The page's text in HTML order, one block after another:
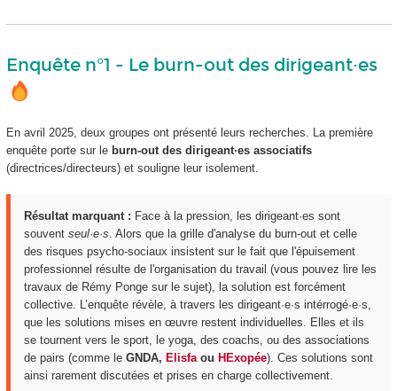
Enquête n°1 - Le burn-out des dirigeant·es
En avril 2025, deux groupes ont présenté leurs recherches. La première
enquête porte sur le burn-out des dirigeant·es associatifs
(directrices/directeurs) et souligne leur isolement.
Résultat marquant : Face à la pression, les dirigeant·es sont
souvent seul·e·s. Alors que la grille d'analyse du burn-out et celle
des risques psycho-sociaux insistent sur le fait que l'épuisement
professionnel résulte de l'organisation du travail (vous pouvez lire les
travaux de Rémy Ponge sur le sujet), la solution est forcément
collective. L’enquête révèle, à travers les dirigeant·e·s intérrogé·e·s,
que les solutions mises en œuvre restent individuelles. Elles et ils
se tournent vers le sport, le yoga, des coachs, ou des associations
de pairs (comme le GNDA, Elisfaou HExopée). Ces solutions sont
ainsi rarement discutées et prises en charge collectivement.